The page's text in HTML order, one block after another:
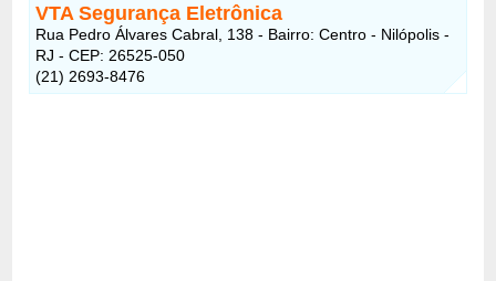
VTA Segurança Eletrônica
Rua Pedro Álvares Cabral, 138 - Bairro: Centro - Nilópolis -
RJ - CEP: 26525-050
(21) 2693-8476